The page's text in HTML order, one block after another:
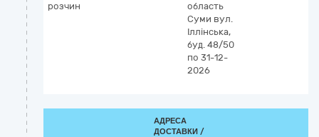
розчин
область
Суми вул.
Іллінська,
буд. 48/50
по 31-12-
2026
АДРЕСА
ДОСТАВКИ /